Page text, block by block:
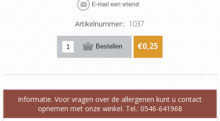
Artikelnummer:: 1037
€0,25
Informatie. Voor vragen over de allergenen kunt u contact
opnemen met onze winkel. Tel.: 0546-641968